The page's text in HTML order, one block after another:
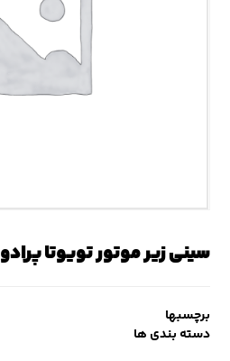
سینی زیر موتور تویوتا پرادو
برچسبها
دسته بندی ها